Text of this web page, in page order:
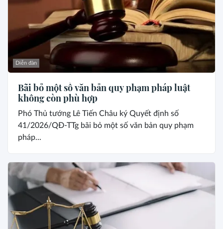
Diễn đàn
Bãi bỏ một số văn bản quy phạm pháp luật
không còn phù hợp
Phó Thủ tướng Lê Tiến Châu ký Quyết định số
41/2026/QĐ-TTg bãi bỏ một số văn bản quy phạm
pháp...